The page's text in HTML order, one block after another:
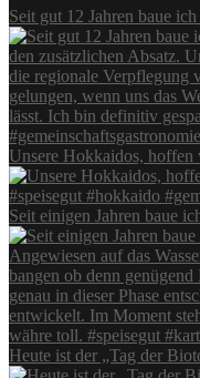
Seit gut 12 Jahren baue
Unsere Hokkaidos, hoffen
Seit einigen Jahren baue
Heute ist der „Tag der